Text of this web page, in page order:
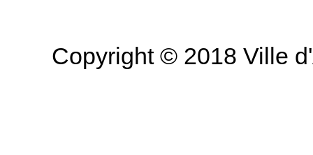
Copyright © 2018 Ville